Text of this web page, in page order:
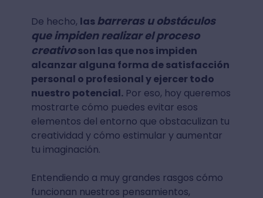
De hecho, lasbarreras u obstáculos
que impiden realizar el proceso
creativoson las que nos impiden
alcanzar alguna forma de satisfacción
personal o profesional y ejercer todo
nuestro potencial.Por eso, hoy queremos
mostrarte cómo puedes evitar esos
elementos del entorno que obstaculizan tu
creatividad y cómo estimular y aumentar
tu imaginación.
Entendiendo a muy grandes rasgos cómo
funcionan nuestros pensamientos,